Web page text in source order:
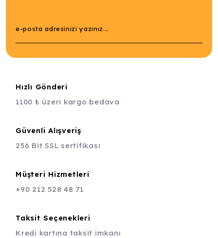
Hızlı Gönderi
1100 ₺ üzeri kargo bedava
Güvenli Alışveriş
256 Bit SSL sertifikası
Müşteri Hizmetleri
+90 212 528 48 71
Taksit Seçenekleri
Kredi kartına taksit imkanı